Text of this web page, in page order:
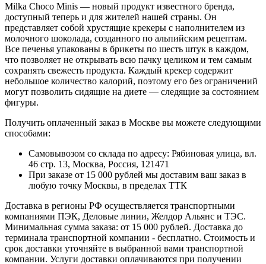
Milka Choco Minis — новый продукт известного бренда,
доступный теперь и для жителей нашей страны. Он
представляет собой хрустящие крекеры с наполнителем из
молочного шоколада, созданного по альпийским рецептам.
Все печенья упакованы в брикеты по шесть штук в каждом,
что позволяет не открывать всю пачку целиком и тем самым
сохранять свежесть продукта. Каждый крекер содержит
небольшое количество калорий, поэтому его без ограничений
могут позволить сидящие на диете — следящие за состоянием
фигуры.
Получить оплаченный заказ в Москве вы можете следующими
способами:
Самовывозом со склада по адресу: Рябиновая улица, вл.
46 стр. 13, Москва, Россия, 121471
При заказе от 15 000 рублей мы доставим ваш заказ в
любую точку Москвы, в пределах ТТК
Доставка в регионы РФ осуществляется транспортными
компаниями ПЭК, Деловые линии, Желдор Альянс и ТЭС.
Минимальная сумма заказа: от 15 000 рублей. Доставка до
терминала транспортной компании - бесплатно. Стоимость и
срок доставки уточняйте в выбранной вами транспортной
компании. Услуги доставки оплачиваются при получении